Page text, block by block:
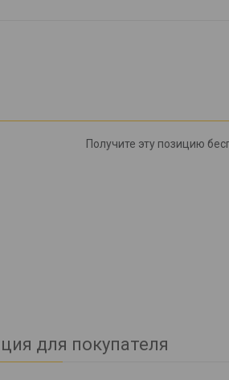
Получите эту позицию
для покупателя